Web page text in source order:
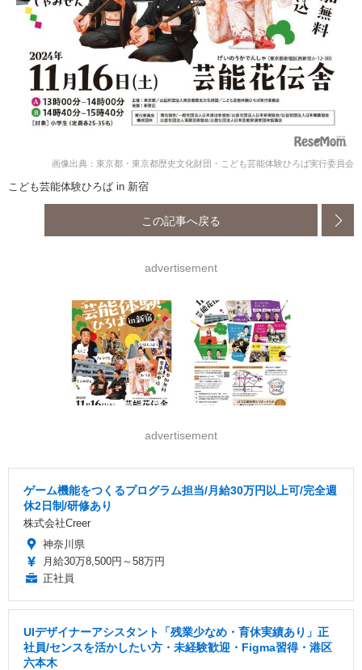
画像出典：東京都・東京都歴史文化財団・こども芸能体験ひろば実行委員会
こども芸能体験ひろば in 新宿
この記事へ戻る
advertisement
advertisement
ゲーム機能をつくるプログラム担当/月給30万円以上可/完全週
休2日制/研修あり
株式会社Creer
神奈川県
月給30万8,500円～58万円
正社員
UIデザイナーアシスタント「残業少なめ・育休実績あり」正
社員/センスを活かしたい方・未経験歓迎・Figma習得・港区
六本木